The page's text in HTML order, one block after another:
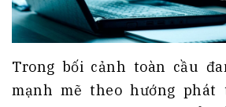
Trong bối cảnh toàn cầu
mạnh mẽ theo hướng phát